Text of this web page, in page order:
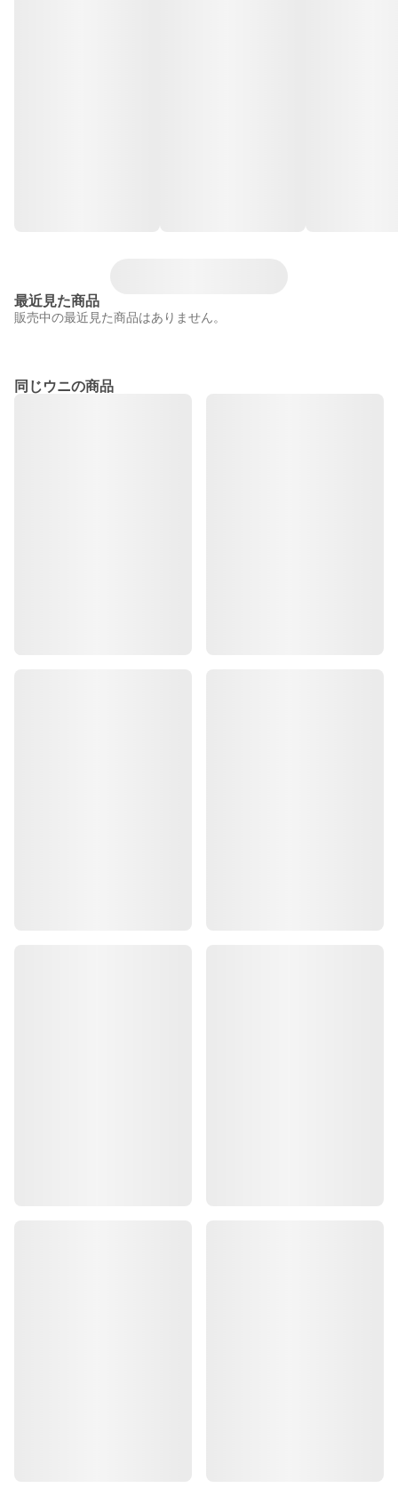
最近見た商品
販売中の最近見た商品はありません。
同じウニの商品